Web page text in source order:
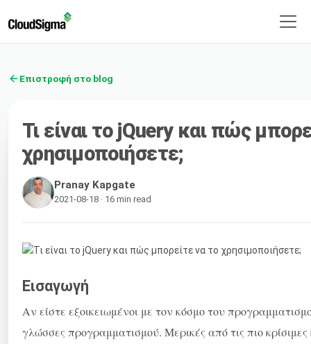
Επιστροφή στο blog
Τι είναι το jQuery και πώς
χρησιμοποιήσετε;
Pranay Kapgate
2021-08-18 · 16 min read
Εισαγωγή
Αν είστε εξοικειωμένοι με τον κόσμο του
γλώσσες προγραμματισμού. Μερικές από τις πιο